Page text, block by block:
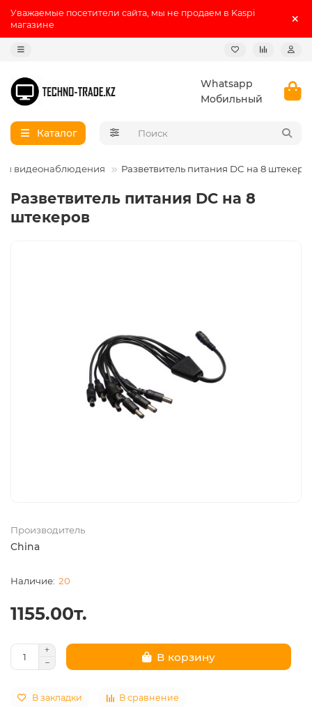
Уважаемые посетители сайта, мы не продаем в Kaspi
магазине
Whatsapp
Мобильный
Каталог
видеонаблюдения Разветвитель питания DC на 8
Разветвитель питания DC на 8
штекеров
Производитель
China
20
1155.00т.
В корзину
В закладки В сравнение